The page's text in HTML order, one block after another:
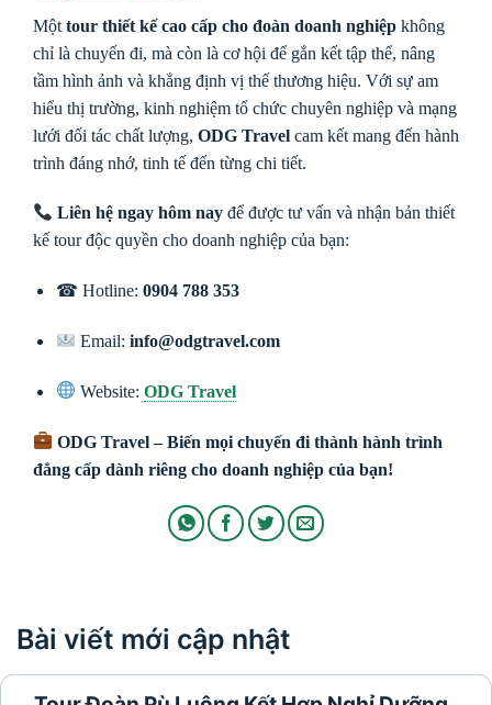
Một tour thiết kế cao cấp cho đoàn doanh nghiệp không
chỉ là chuyến đi, mà còn là cơ hội để gắn kết tập thể, nâng
tầm hình ảnh và khẳng định vị thế thương hiệu. Với sự am
hiểu thị trường, kinh nghiệm tổ chức chuyên nghiệp và mạng
lưới đối tác chất lượng, ODG Travel cam kết mang đến hành
trình đáng nhớ, tinh tế đến từng chi tiết.
Liên hệ ngay hôm nay để được tư vấn và nhận bản thiết
kế tour độc quyền cho doanh nghiệp của bạn:
☎ Hotline: 0904 788 353
Email:info@odgtravel.com
Website:ODG Travel
ODG Travel – Biến mọi chuyến đi thành hành trình
đẳng cấp dành riêng cho doanh nghiệp của bạn!
Bài viết mới cập nhật